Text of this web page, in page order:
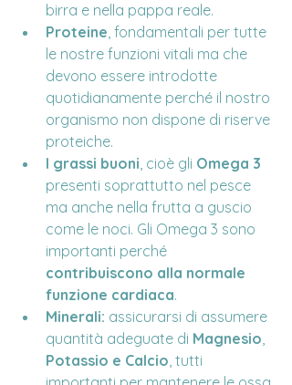
birra e nella pappa reale.
Proteine, fondamentali per tutte
le nostre funzioni vitali ma che
devono essere introdotte
quotidianamente perché il nostro
organismo non dispone di riserve
proteiche.
I grassi buoni, cioè gli Omega 3
presenti soprattutto nel pesce
ma anche nella frutta a guscio
come le noci. Gli Omega 3 sono
importanti perché
contribuiscono alla normale
funzione cardiaca.
Minerali: assicurarsi di assumere
quantità adeguate di Magnesio,
Potassio e Calcio, tutti